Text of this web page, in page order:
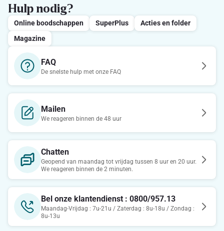
Hulp nodig?
Online boodschappen SuperPlus
Acties en folder
Magazine
FAQ
De snelste hulp met onze FAQ
Mailen
We reageren binnen de 48 uur
Chatten
Geopend van maandag tot vrijdag tussen 8 uur en 20 uur.
We reageren binnen de 2 minuten.
Bel onze klantendienst : 0800/957.13
Maandag-Vrijdag : 7u-21u / Zaterdag : 8u-18u / Zondag :
8u-13u